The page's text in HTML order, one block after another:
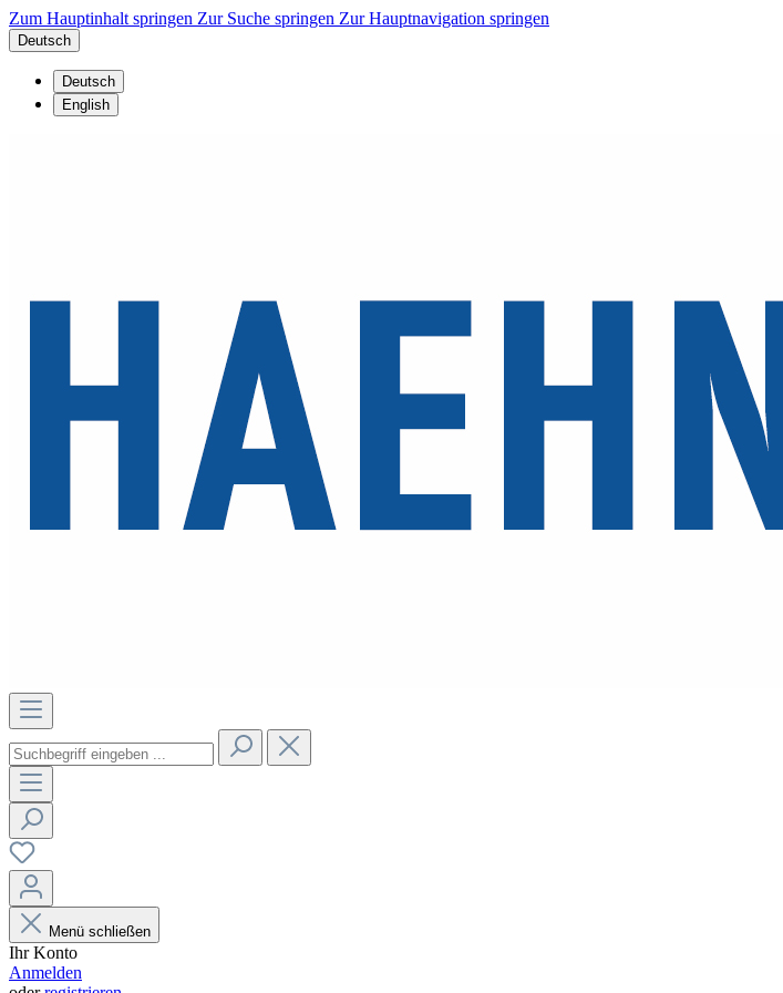
Zum Hauptinhalt springen Zur Suche springen Zur Hauptnavigation springen
Deutsch
Deutsch
English
Menü schließen
Ihr Konto
Anmelden